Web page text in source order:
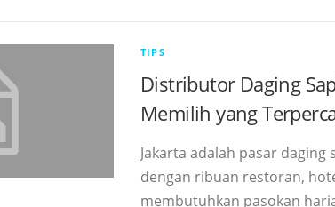
TIPS
Distributor Daging
Memilih yang
Jakarta adalah pasar
dengan ribuan restoran,
membutuhkan pasokan